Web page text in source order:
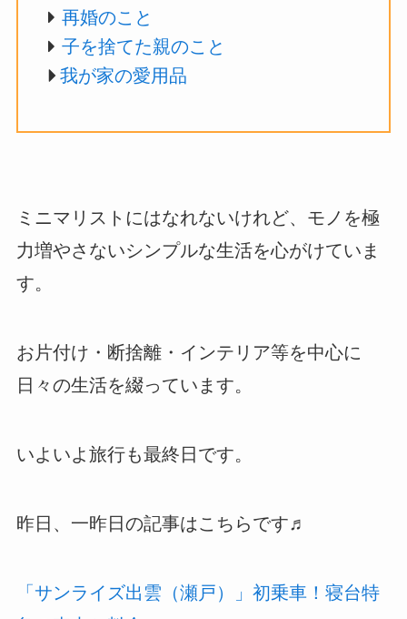
再婚のこと
子を捨てた親のこと
我が家の愛用品
ミニマリストにはなれないけれど、モノを極
力増やさないシンプルな生活を心がけていま
す。
お片付け・断捨離・インテリア等を中心に
日々の生活を綴っています。
いよいよ旅行も最終日です。
昨日、一昨日の記事はこちらです♬
「サンライズ出雲（瀬戸）」初乗車！寝台特